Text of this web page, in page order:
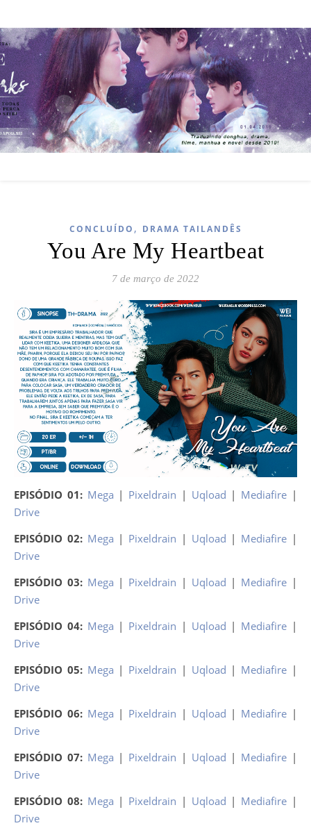
CONCLUÍDO , DRAMA TAILANDÊS
You Are My Heartbeat
7 de março de 2022
EPISÓDIO 01: Mega | Pixeldrain | Uqload | Mediafire |
Drive
EPISÓDIO 02: Mega | Pixeldrain | Uqload | Mediafire |
Drive
EPISÓDIO 03: Mega | Pixeldrain | Uqload | Mediafire |
Drive
EPISÓDIO 04: Mega | Pixeldrain | Uqload | Mediafire |
Drive
EPISÓDIO 05: Mega | Pixeldrain | Uqload | Mediafire |
Drive
EPISÓDIO 06: Mega | Pixeldrain | Uqload | Mediafire |
Drive
EPISÓDIO 07: Mega | Pixeldrain | Uqload | Mediafire |
Drive
EPISÓDIO 08: Mega | Pixeldrain | Uqload | Mediafire |
Drive